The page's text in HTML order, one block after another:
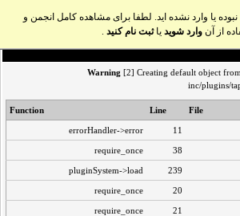
یا وارد نشده اید. لطفا برای مشاهده کامل انجمن و
از آن وارد شوید یاثبت نام کنید .
Warning [2] Creating default object
inc/plugins/
File
Line
Function
11
errorHandler->error
38
require_once
239
pluginSystem->load
20
require_once
21
require_once